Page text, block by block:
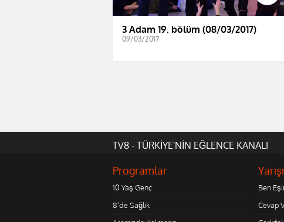
3 Adam 19. bölüm (08/03/2017)
09/03/2017
TV8 - TÜRKİYE'NİN EĞLENCE KANALI
Programlar
10 Yaş Genç
8'de Sağlık
Ben
Cevap